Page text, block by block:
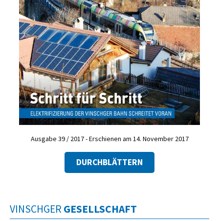
Ausgabe 39 / 2017 - Erschienen am 14. November 2017
DURCHBLÄTTERN
VINSCHGER GESELLSCHAFT